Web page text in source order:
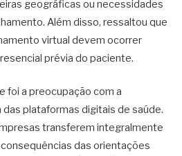
geográficas ou necessidades
Além disso, ressaltou que
virtual devem ocorrer
prévia do paciente.
foi a preocupação com a
plataformas digitais de saúde.
transferem integralmente
das orientações